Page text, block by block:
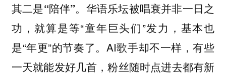
其二是“陪伴”。 华语乐坛被唱衰并非一日之
功，就算是等“童年巨头们”发力，基本也
是“年更”的节奏了。AI歌手却不一样，有些
一天就能发好几首，粉丝随时点进去都有新